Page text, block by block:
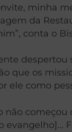
minha
da
conta o
despertou
que os
ele como
não começou
evangelho]…